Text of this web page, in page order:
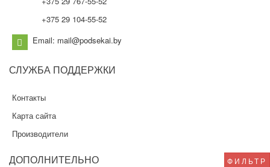
ФИЛЬТР
+375 29 104-55-52
Email: mail@podsekai.by
СЛУЖБА ПОДДЕРЖКИ
Контакты
Карта сайта
Производители
ДОПОЛНИТЕЛЬНО